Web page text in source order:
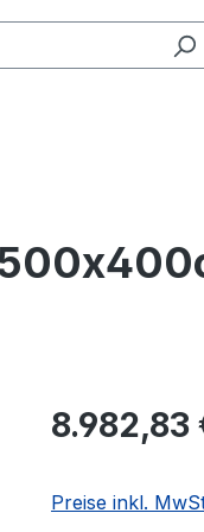
8.982,83
Preise inkl.